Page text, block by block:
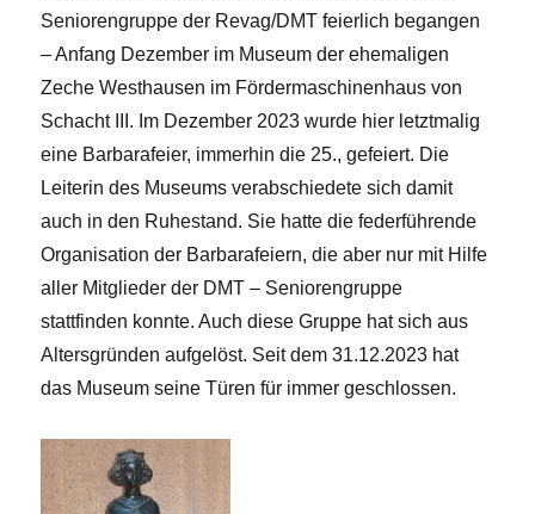
Seniorengruppe der Revag/DMT feierlich begangen
– Anfang Dezember im Museum der ehemaligen
Zeche Westhausen im Fördermaschinenhaus von
Schacht III. Im Dezember 2023 wurde hier letztmalig
eine Barbarafeier, immerhin die 25., gefeiert. Die
Leiterin des Museums verabschiedete sich damit
auch in den Ruhestand. Sie hatte die federführende
Organisation der Barbarafeiern, die aber nur mit Hilfe
aller Mitglieder der DMT – Seniorengruppe
stattfinden konnte. Auch diese Gruppe hat sich aus
Altersgründen aufgelöst. Seit dem 31.12.2023 hat
das Museum seine Türen für immer geschlossen.